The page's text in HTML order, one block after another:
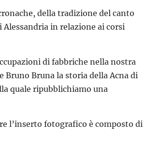
della tradizione del canto
in relazione ai corsi
di fabbriche nella nostra
Bruna la storia della Acna di
quale ripubblichiamo una
l’inserto fotografico è composto di